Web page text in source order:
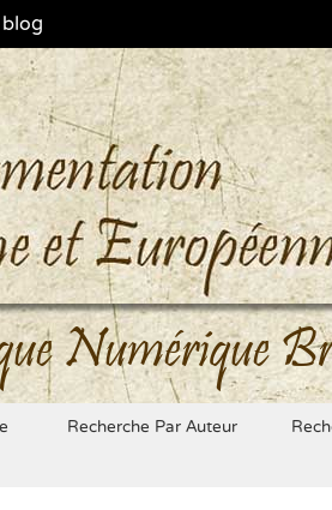
blog
Numérique
Recherche Par Auteur